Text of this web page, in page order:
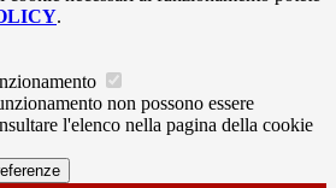
.
non possono essere
l'elenco nella pagina della cookie